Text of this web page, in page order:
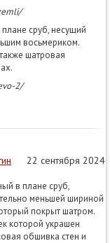
сруб, несущий
восьмериком.
шатровая
2/
22 сентября 2024
в плане сруб,
меньшей шириной
покрыт шатром.
которой украшен
обшивка стен и